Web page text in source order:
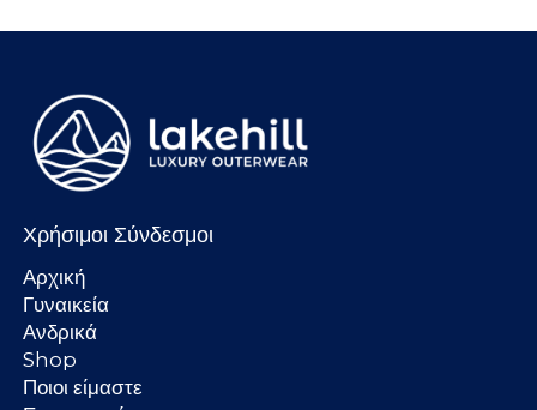
Χρήσιμοι Σύνδεσμοι
Αρχική
Γυναικεία
Ανδρικά
Shop
Ποιοι είμαστε